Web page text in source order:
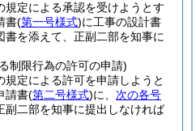
規定による承認を受けようとす
書(第一号様式)に工事の設計書
書を添えて、正副二部を知事に
制限行為の許可の申請)
規定による許可を申請しようと
請書(第二号様式)に、 次の各号
副二部を知事に提出しなければ